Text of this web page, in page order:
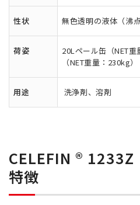
性状 無色透明の液体（沸
荷姿
20Lペール缶（NET
（NET重量：230kg）
用途 洗浄剤、溶剤
CELEFIN ®︎ 1233Z
特徴